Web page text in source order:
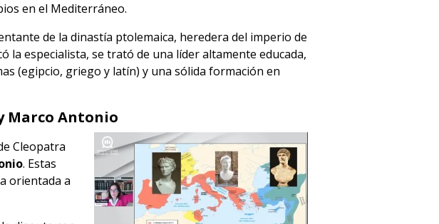
en el Mediterráneo.
de la dinastía ptolemaica, heredera del imperio de
la especialista, se trató de una líder altamente educada,
(egipcio, griego y latín) y una sólida formación en
Marco Antonio
Cleopatra
. Estas
orientada a